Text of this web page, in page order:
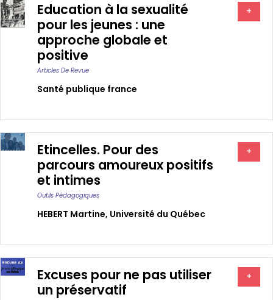
Education à la sexualité
pour les jeunes : une
approche globale et
positive
Articles De Revue
Santé publique france
+
Etincelles. Pour des
parcours amoureux positifs
et intimes
Outils Pédagogiques
HEBERT Martine, Université du Québec
+
Excuses pour ne pas utiliser
un préservatif
+